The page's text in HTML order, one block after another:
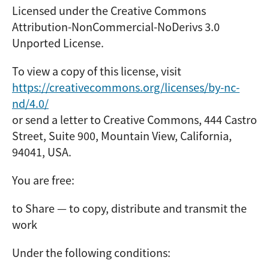
Licensed under the Creative Commons
Attribution-NonCommercial-NoDerivs 3.0
Unported License.
To view a copy of this license, visit
https://creativecommons.org/licenses/by-nc-
nd/4.0/
or send a letter to Creative Commons, 444 Castro
Street, Suite 900, Mountain View, California,
94041, USA.
You are free:
to Share — to copy, distribute and transmit the
work
Under the following conditions: